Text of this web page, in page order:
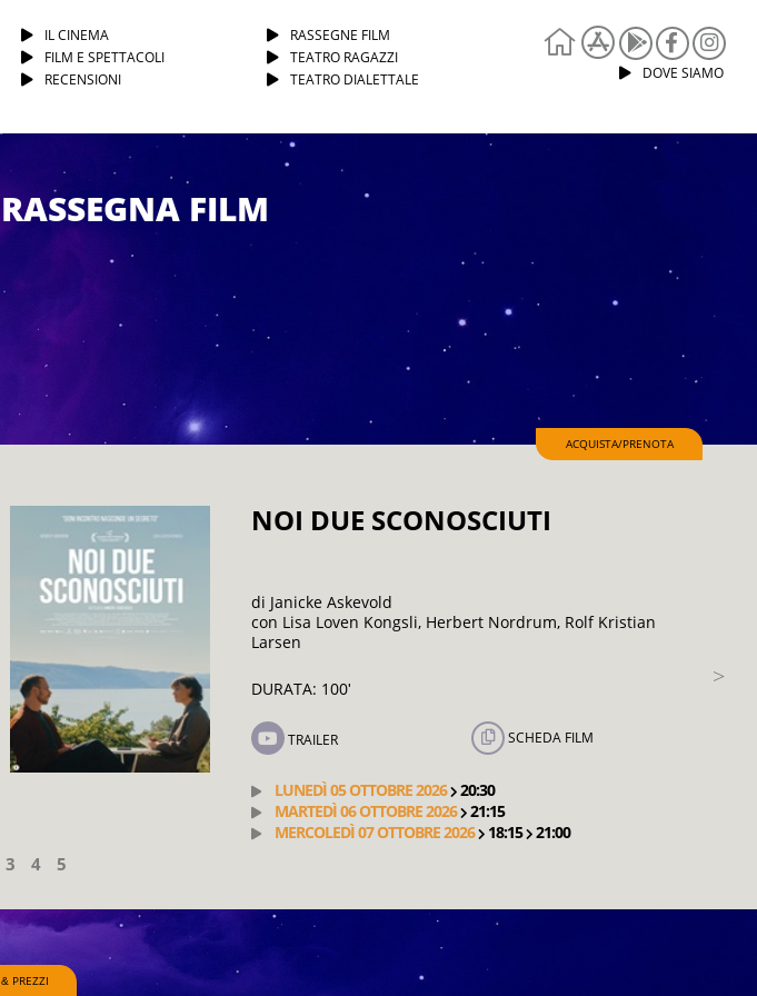
IL CINEMA
FILM E SPETTACOLI
RECENSIONI
RASSEGNE FILM
TEATRO RAGAZZI
TEATRO DIALETTALE
DOVE SIAMO
RASSEGNA FILM
ACQUISTA/PRENOTA
NOI DUE SCONOSCIUTI
di Janicke Askevold
con Lisa Loven Kongsli, Herbert Nordrum, Rolf Kristian
Larsen
DURATA: 100'
TRAILER SCHEDA FILM
LUNEDÌ 05 OTTOBRE 2026
20:30
MARTEDÌ 06 OTTOBRE 2026
21:15
MERCOLEDÌ 07 OTTOBRE 2026
18:15 21:00
3 4 5
& PREZZI